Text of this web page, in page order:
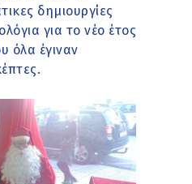
δημιουργίες
για το νέο έτος
όλα έγιναν